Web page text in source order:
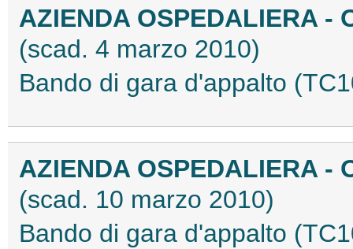
AZIENDA OSPEDALIERA -
(scad. 4 marzo 2010)
Bando di gara d'appalto
AZIENDA OSPEDALIERA -
(scad. 10 marzo 2010)
Bando di gara d'appalto